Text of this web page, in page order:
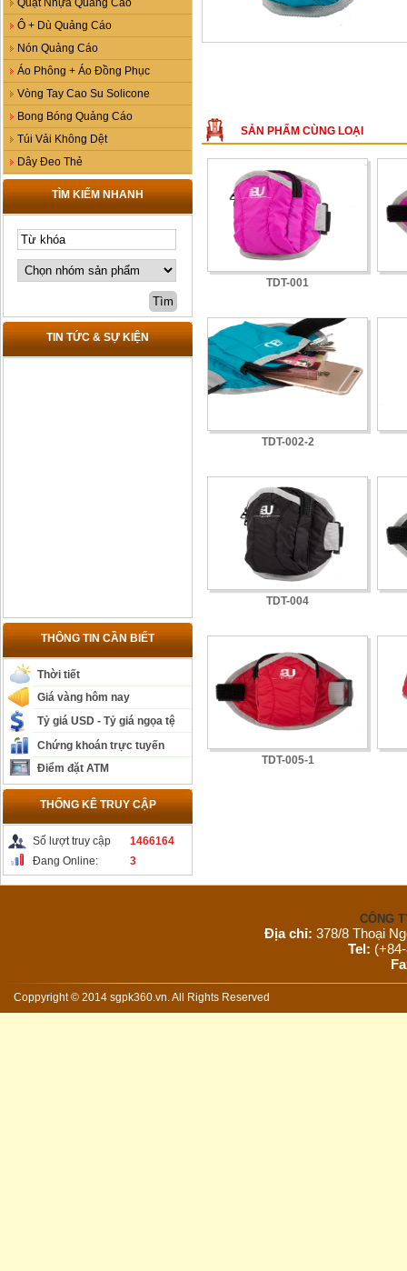
Quạt Nhựa Quảng Cáo
Ô + Dù Quảng Cáo
Nón Quảng Cáo
Áo Phông + Áo Đồng Phục
Vòng Tay Cao Su Solicone
Bong Bóng Quảng Cáo
Túi Vải Không Dệt
Dây Đeo Thẻ
TÌM KIẾM NHANH
TIN TỨC & SỰ KIỆN
THÔNG TIN CẦN BIẾT
Thời tiết
Giá vàng hôm nay
Tỷ giá USD - Tỷ giá ngọa tệ
Chứng khoán trực tuyến
Điểm đặt ATM
THỐNG KÊ TRUY CẬP
Số lượt truy cập
1466164
Đang Online:
3
SẢN PHẨM CÙNG LOẠI
TDT-001
TDT-002-2
TDT-004
TDT-005-1
CÔNG
Địa chỉ: 378/8 Thoại
Tel:
Email:
Coppyright © 2014 sgpk360.vn. All Rights Reserved